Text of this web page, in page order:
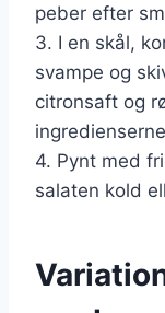
peber efter
3. I en skål,
svampe og
citronsaft og
4. Pynt med
salaten kold